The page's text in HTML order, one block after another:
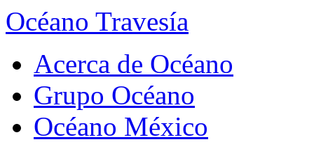
Océano Travesía
Acerca de Océano
Grupo Océano
Océano México